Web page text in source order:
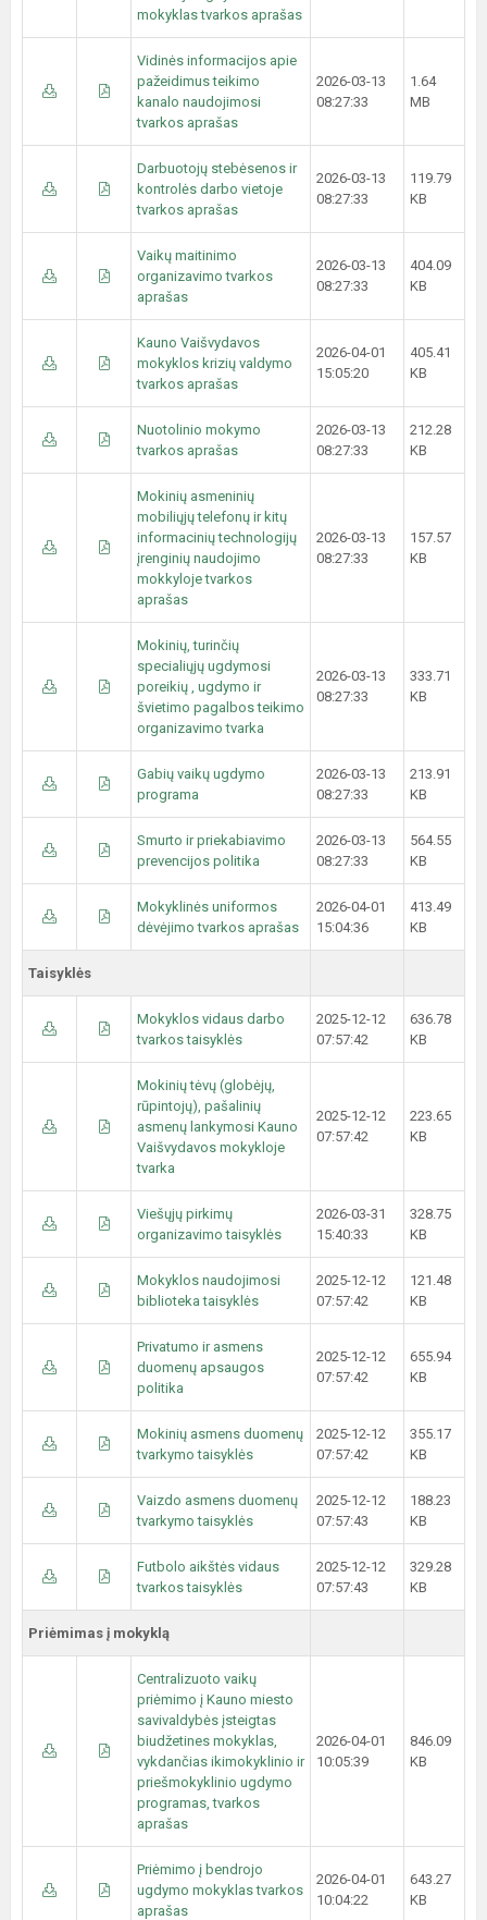
mokyklas tvarkos aprašas
Vidinės informacijos apie
pažeidimus teikimo
kanalo naudojimosi
tvarkos aprašas
2026-03-13
08:27:33
1.64
MB
Darbuotojų stebėsenos ir
kontrolės darbo vietoje
tvarkos aprašas
2026-03-13
08:27:33
119.79
KB
Vaikų maitinimo
organizavimo tvarkos
aprašas
2026-03-13
08:27:33
404.09
KB
Kauno Vaišvydavos
mokyklos krizių valdymo
tvarkos aprašas
2026-04-01
15:05:20
405.41
KB
Nuotolinio mokymo
tvarkos aprašas
2026-03-13
08:27:33
212.28
KB
Mokinių asmeninių
mobiliųjų telefonų ir kitų
informacinių technologijų
įrenginių naudojimo
mokkyloje tvarkos
aprašas
2026-03-13
08:27:33
157.57
KB
Mokinių, turinčių
specialiųjų ugdymosi
poreikių , ugdymo ir
švietimo pagalbos teikimo
organizavimo tvarka
2026-03-13
08:27:33
333.71
KB
Gabių vaikų ugdymo
programa
2026-03-13
08:27:33
213.91
KB
Smurto ir priekabiavimo
prevencijos politika
2026-03-13
08:27:33
564.55
KB
Mokyklinės uniformos
dėvėjimo tvarkos aprašas
2026-04-01
15:04:36
413.49
KB
Taisyklės
Mokyklos vidaus darbo
tvarkos taisyklės
2025-12-12
07:57:42
636.78
KB
Mokinių tėvų (globėjų,
rūpintojų), pašalinių
asmenų lankymosi Kauno
Vaišvydavos mokykloje
tvarka
2025-12-12
07:57:42
223.65
KB
Viešųjų pirkimų
organizavimo taisyklės
2026-03-31
15:40:33
328.75
KB
Mokyklos naudojimosi
biblioteka taisyklės
2025-12-12
07:57:42
121.48
KB
Privatumo ir asmens
duomenų apsaugos
politika
2025-12-12
07:57:42
655.94
KB
Mokinių asmens duomenų
tvarkymo taisyklės
2025-12-12
07:57:42
355.17
KB
Vaizdo asmens duomenų
tvarkymo taisyklės
2025-12-12
07:57:43
188.23
KB
Futbolo aikštės vidaus
tvarkos taisyklės
2025-12-12
07:57:43
329.28
KB
Priėmimas į mokyklą
Centralizuoto vaikų
priėmimo į Kauno miesto
savivaldybės įsteigtas
biudžetines mokyklas,
vykdančias ikimokyklinio ir
priešmokyklinio ugdymo
programas, tvarkos
aprašas
2026-04-01
10:05:39
846.09
KB
Priėmimo į bendrojo
ugdymo mokyklas tvarkos
aprašas
2026-04-01
10:04:22
643.27
KB